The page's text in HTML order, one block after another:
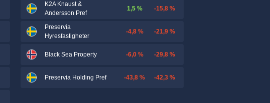
K2A Knaust &
Andersson Pref
1,5 % -15,8 %
Preservia
Hyresfastigheter
-4,8 % -21,9 %
Black Sea Property -6,0 % -29,8 %
Preservia Holding Pref -43,8 % -42,3 %